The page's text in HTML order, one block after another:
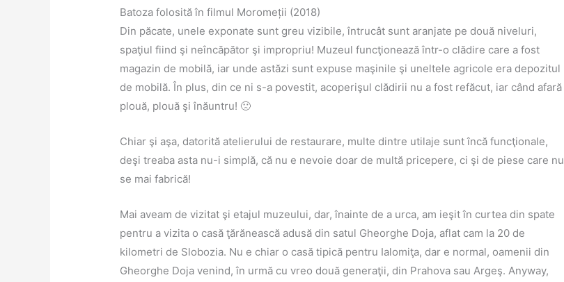
Batoza folosită în filmul Moromeții (2018)
Din păcate, unele exponate sunt greu vizibile, întrucât sunt aranjate pe două niveluri,
spaţiul fiind şi neîncăpător şi impropriu! Muzeul funcţionează într-o clădire care a fost
magazin de mobilă, iar unde astăzi sunt expuse maşinile şi uneltele agricole era depozitul
de mobilă. În plus, din ce ni s-a povestit, acoperişul clădirii nu a fost refăcut, iar când afară
plouă, plouă şi înăuntru! 🙁
Chiar şi aşa, datorită atelierului de restaurare, multe dintre utilaje sunt încă funcţionale,
deşi treaba asta nu-i simplă, că nu e nevoie doar de multă pricepere, ci şi de piese care nu
se mai fabrică!
Mai aveam de vizitat şi etajul muzeului, dar, înainte de a urca, am ieşit în curtea din spate
pentru a vizita o casă ţărănească adusă din satul Gheorghe Doja, aflat cam la 20 de
kilometri de Slobozia. Nu e chiar o casă tipică pentru Ialomiţa, dar e normal, oamenii din
Gheorghe Doja venind, în urmă cu vreo două generaţii, din Prahova sau Argeş. Anyway,